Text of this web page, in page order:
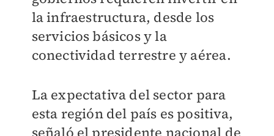
la infraestructura, desde los
servicios básicos y la
conectividad terrestre y aérea.
La expectativa del sector para
esta región del país es positiva,
señaló el presidente nacional de